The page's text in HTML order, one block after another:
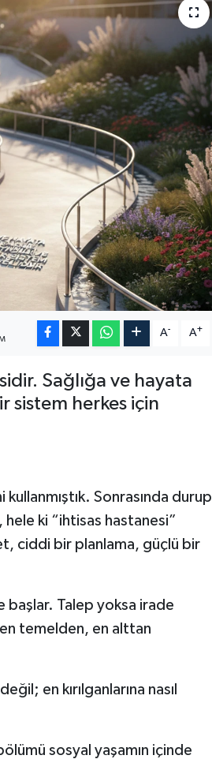
A- A+
Sağlığa ve hayata
sistem herkes için
Sonrasında durup
ki “ihtisas hastanesi”
ciddi bir planlama, güçlü bir
Talep yoksa irade
temelden, en alttan
en kırılganlarına nasıl
sosyal yaşamın içinde